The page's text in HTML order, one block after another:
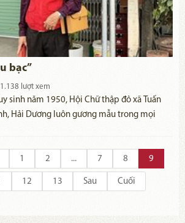
bạc”
1.138 lượt xem
sinh năm 1950, Hội Chữ thập đỏ xã Tuấn
Hải Dương luôn gương mẫu trong mọi
Ông thành lập Công Ty TNHH Tuy Hưng,
khuyết tật thường xuyên có việc làm ổn
sống.
1 2 ... 7 8 9
12 13 Sau Cuối